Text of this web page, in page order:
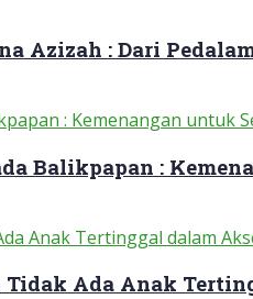
Azizah : Dari
Balikpapan :
Ada Anak